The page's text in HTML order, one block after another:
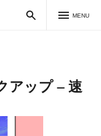
MENU
アップ – 速